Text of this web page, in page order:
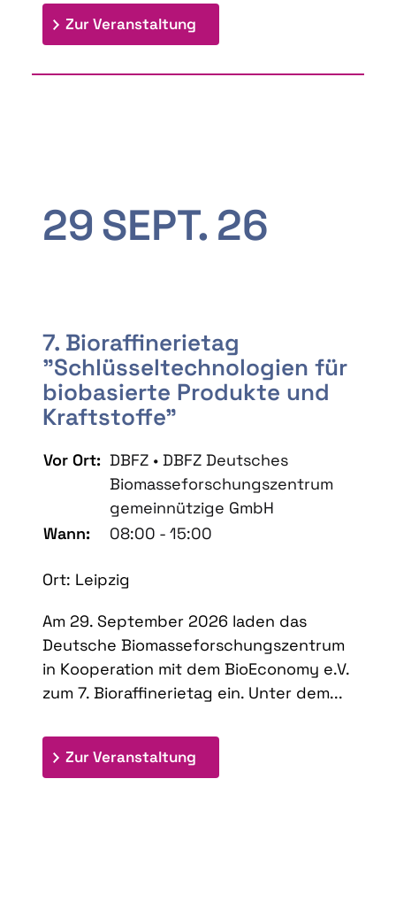
Zur Veranstaltung
29SEPT. 26
7. Bioraffinerietag
"Schlüsseltechnologien für
biobasierte Produkte und
Kraftstoffe"
Vor Ort: DBFZ • DBFZ Deutsches
Biomasseforschungszentrum
gemeinnützige GmbH
Wann:
08:00 - 15:00
Ort: Leipzig
Am 29. September 2026 laden das
Deutsche Biomasseforschungszentrum
in Kooperation mit dem BioEconomy e.V.
zum 7. Bioraffinerietag ein. Unter dem...
Zur Veranstaltung